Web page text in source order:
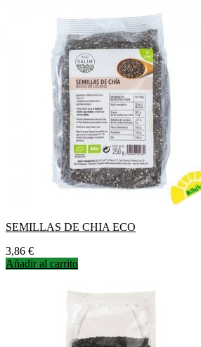
SEMILLAS DE CHIA ECO
Precio
3,86 €
Añadir al carrito